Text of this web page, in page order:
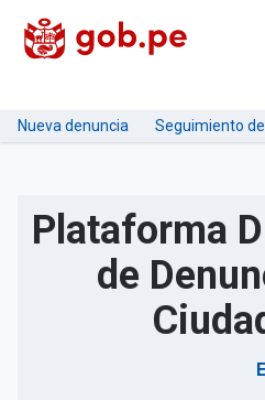
Nueva denuncia Seguimiento
Plataforma
de